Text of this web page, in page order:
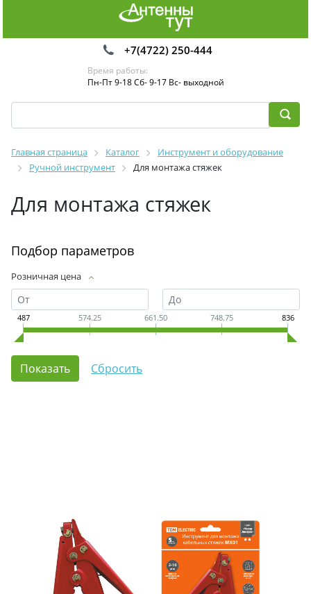
+7(4722) 250-444
Время работы:
Пн-Пт 9-18 Сб- 9-17 Вс- выходной
Главная страница Каталог
Инструмент и оборудование
Ручной инструмент
Для монтажа стяжек
Для монтажа стяжек
Подбор параметров
Розничная цена
487 574.25 661.50 748.75 836